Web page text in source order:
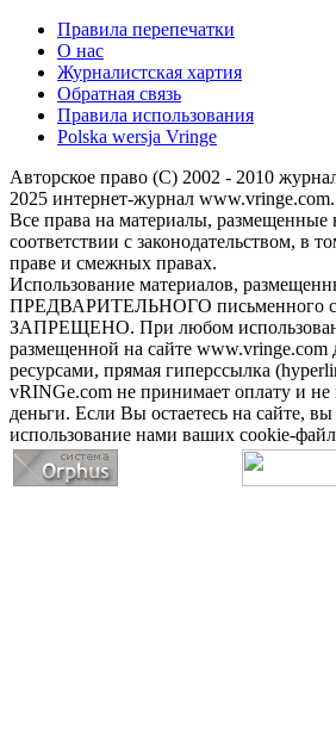
Правила перепечатки
О нас
Журналистская хартия
Обратная связь
Правила использования
Polska wersja Vringe
Авторское право (С) 2002 - 2010
2025 интернет-журнал www.vringe.com.
Все права на материалы, размещенные
соответствии с законодательством, в
праве и смежных правах.
Использование материалов,
ПРЕДВАРИТЕЛЬНОГО письменного
ЗАПРЕЩЕНО. При любом
размещенной на сайте www.vringe.com
ресурсами, прямая гиперссылка
vRINGe.com не принимает оплату и
деньги. Если Вы остаетесь на сайте, вы
использование нами ваших cookie-